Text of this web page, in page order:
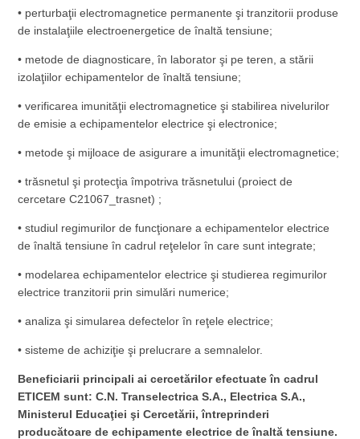
• perturbaţii electromagnetice permanente şi tranzitorii produse
de instalaţiile electroenergetice de înaltă tensiune;
• metode de diagnosticare, în laborator şi pe teren, a stării
izolaţiilor echipamentelor de înaltă tensiune;
• verificarea imunităţii electromagnetice şi stabilirea nivelurilor
de emisie a echipamentelor electrice şi electronice;
• metode şi mijloace de asigurare a imunităţii electromagnetice;
• trăsnetul şi protecţia împotriva trăsnetului (proiect de
cercetare C21067_trasnet) ;
• studiul regimurilor de funcţionare a echipamentelor electrice
de înaltă tensiune în cadrul reţelelor în care sunt integrate;
• modelarea echipamentelor electrice şi studierea regimurilor
electrice tranzitorii prin simulări numerice;
• analiza şi simularea defectelor în reţele electrice;
• sisteme de achiziţie şi prelucrare a semnalelor.
Beneficiarii principali ai cercetărilor efectuate în cadrul
ETICEM sunt: C.N. Transelectrica S.A., Electrica S.A.,
Ministerul Educaţiei şi Cercetării, întreprinderi
producătoare de echipamente electrice de înaltă tensiune.